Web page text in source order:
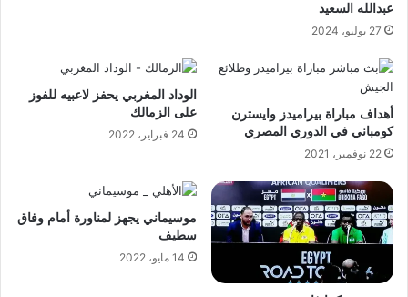
عبدالله السعيد
27 يوليو، 2024
أهداف مباراة بيراميدز وايسترن
كومباني في الدوري المصري
22 نوفمبر، 2021
الوداد المغربي يحفز لاعبيه للفوز
على الزمالك
24 فبراير، 2022
موسيماني يجهز لمناورة أمام وفاق
سطيف
14 مايو، 2022